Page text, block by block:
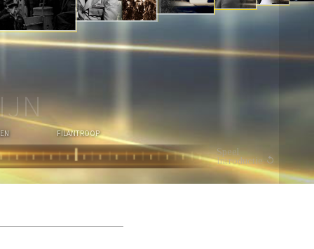
BEKIJK DE VIDEO
FILANTROOP
Speel
Introductie